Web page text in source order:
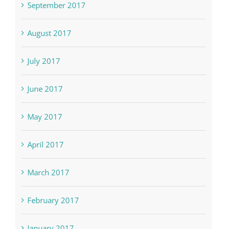
September 2017
August 2017
July 2017
June 2017
May 2017
April 2017
March 2017
February 2017